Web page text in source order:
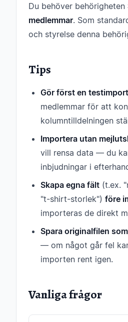
Du behöver behörigheten
medlemmar. Som
och styrelse denna
Tips
Gör först en testimport
medlemmar för att
kolumntilldelningen
Importera utan
vill rensa data — du
inbjudningar i
Skapa egna fält (t.ex.
"t-shirt-storlek") före
importeras de direkt
Spara originalfilen
— om något går fel
importen rent igen.
Vanliga frågor